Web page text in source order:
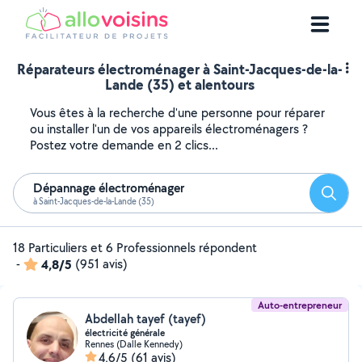
Réparateurs électroménager à Saint-Jacques-de-la-
Lande (35) et alentours
Vous êtes à la recherche d'une personne pour réparer
ou installer l'un de vos appareils électroménagers ?
Postez votre demande en 2 clics...
Dépannage électroménager
à Saint-Jacques-de-la-Lande (35)
18 Particuliers et 6 Professionnels répondent
-
4,8/5 (951 avis)
Auto-entrepreneur
Abdellah tayef (tayef)
électricité générale
Rennes (Dalle Kennedy)
4,6/5 (61 avis)